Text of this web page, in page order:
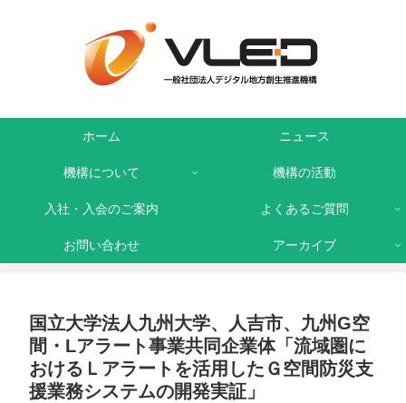
ホーム ニュース
機構について 機構の活動
入社・入会のご案内 よくあるご質問
お問い合わせ アーカイブ
国立大学法人九州大学、人吉市、九州G空
間・Lアラート事業共同企業体「流域圏に
おけるＬアラートを活⽤したＧ空間防災⽀
援業務システムの開発実証」